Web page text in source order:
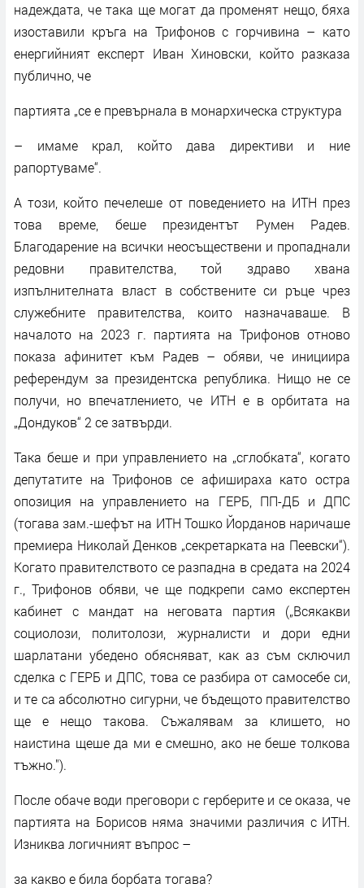
надеждата, че така ще могат да променят нещо, бяха
изоставили кръга на Трифонов с горчивина – като
енергийният експерт Иван Хиновски, който разказа
публично, че
партията „се е превърнала в монархическа структура
– имаме крал, който дава директиви и ние
рапортуваме“.
А този, който печелеше от поведението на ИТН през
това време, беше президентът Румен Радев.
Благодарение на всички неосъществени и пропаднали
редовни правителства, той здраво хвана
изпълнителната власт в собствените си ръце чрез
служебните правителства, които назначаваше. В
началото на 2023 г. партията на Трифонов отново
показа афинитет към Радев – обяви, че инициира
референдум за президентска република. Нищо не се
получи, но впечатлението, че ИТН е в орбитата на
„Дондуков“ 2 се затвърди.
Така беше и при управлението на „сглобката“, когато
депутатите на Трифонов се афишираха като остра
опозиция на управлението на ГЕРБ, ПП-ДБ и ДПС
(тогава зам.-шефът на ИТН Тошко Йорданов наричаше
премиера Николай Денков „секретарката на Пеевски“).
Когато правителството се разпадна в средата на 2024
г., Трифонов обяви, че ще подкрепи само експертен
кабинет с мандат на неговата партия („Всякакви
социолози, политолози, журналисти и дори едни
шарлатани убедено обясняват, как аз съм сключил
сделка с ГЕРБ и ДПС, това се разбира от самосебе си,
и те са абсолютно сигурни, че бъдещото правителство
ще е нещо такова. Съжалявам за клишето, но
наистина щеше да ми е смешно, ако не беше толкова
тъжно.").
После обаче води преговори с герберите и се оказа, че
партията на Борисов няма значими различия с ИТН.
Изниква логичният въпрос –
за какво е била борбата тогава?